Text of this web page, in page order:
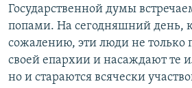
Государственной думы
попами. На сегодняшний день,
сожалению, эти люди не только
своей епархии и насаждают те
но и стараются всячески